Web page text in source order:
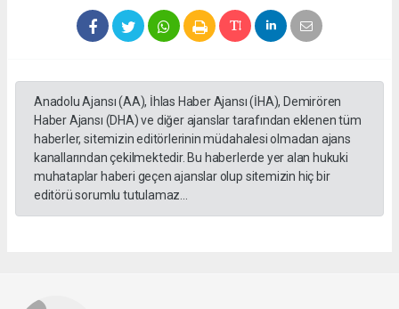
Anadolu Ajansı (AA), İhlas Haber Ajansı (İHA), Demirören
Haber Ajansı (DHA) ve diğer ajanslar tarafından eklenen tüm
haberler, sitemizin editörlerinin müdahalesi olmadan ajans
kanallarından çekilmektedir. Bu haberlerde yer alan hukuki
muhataplar haberi geçen ajanslar olup sitemizin hiç bir
editörü sorumlu tutulamaz...